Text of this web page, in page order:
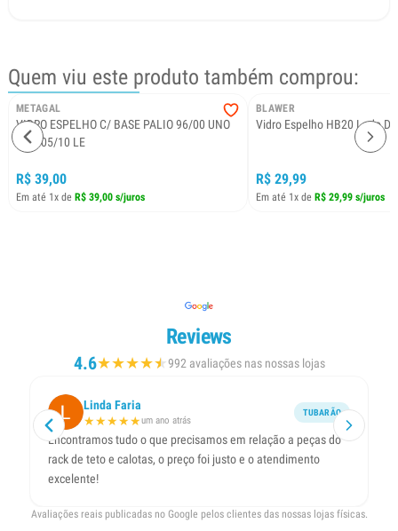
Quem viu este produto também comprou:
METAGAL
VIDRO ESPELHO C/ BASE PALIO 96/00 UNO
FIRE 05/10 LE
R$ 39,00
Em até 1x de R$ 39,00 s/juros
BLAWER
Vidro Espelho HB20 Lado
R$ 29,99
Em até 1x de R$ 29,99 s/juros
Reviews
4.6★★★★★
★992 avaliações nas nossas lojas
Linda Faria
★★★★★um ano atrás
TUBARÃO
Encontramos tudo o que precisamos em relação a peças do
rack de teto e calotas, o preço foi justo e o atendimento
excelente!
Avaliações reais publicadas no Google pelos clientes das nossas lojas físicas.